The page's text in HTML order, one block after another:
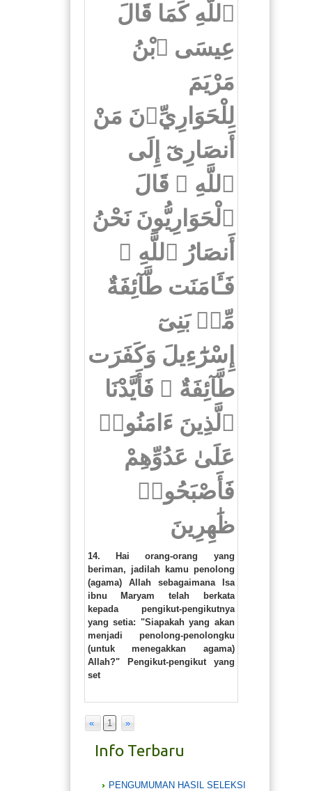
ٱللَّهِ كَمَا قَالَ
عِيسَى ٱبْنُ
مَرْيَمَ
لِلْحَوَارِيِّۦنَ مَنْ
أَنصَارِىٓ إِلَى
ٱللَّهِ ۖ قَالَ
ٱلْحَوَارِيُّونَ نَحْنُ
أَنصَارُ ٱللَّهِ ۖ
فَـَٔامَنَت طَّآئِفَةٌ
مِّنۢ بَنِىٓ
إِسْرَٰٓءِيلَ وَكَفَرَت
طَّآئِفَةٌ ۖ فَأَيَّدْنَا
ٱلَّذِينَ ءَامَنُوا۟
عَلَىٰ عَدُوِّهِمْ
فَأَصْبَحُوا۟
ظَٰهِرِينَ
14. Hai orang-orang yang
beriman, jadilah kamu penolong
(agama) Allah sebagaimana Isa
ibnu Maryam telah berkata
kepada pengikut-pengikutnya
yang setia: "Siapakah yang akan
menjadi penolong-penolongku
(untuk menegakkan agama)
Allah?" Pengikut-pengikut yang
set
« 1 »
Info Terbaru
PENGUMUMAN HASIL SELEKSI